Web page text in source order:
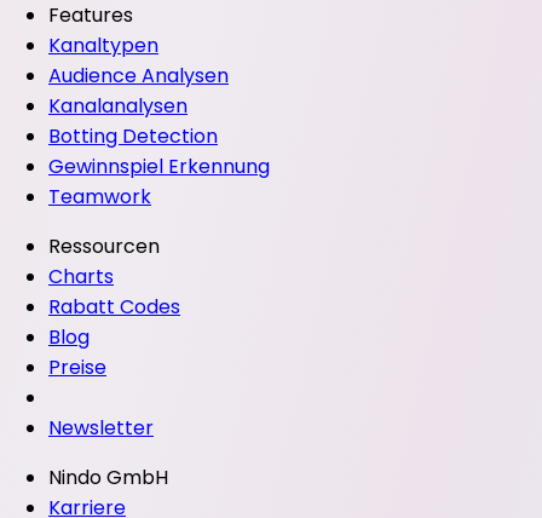
Features
Kanaltypen
Audience Analysen
Kanalanalysen
Botting Detection
Gewinnspiel Erkennung
Teamwork
Ressourcen
Charts
Rabatt Codes
Blog
Preise
Newsletter
Nindo GmbH
Karriere